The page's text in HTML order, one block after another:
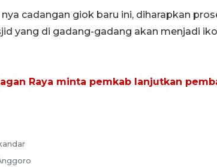
cadangan giok baru ini, diharapkan
yang di gadang-gadang akan menjadi
Raya minta pemkab lanjutkan